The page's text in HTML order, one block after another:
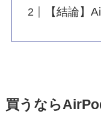
【結論】
買うなら